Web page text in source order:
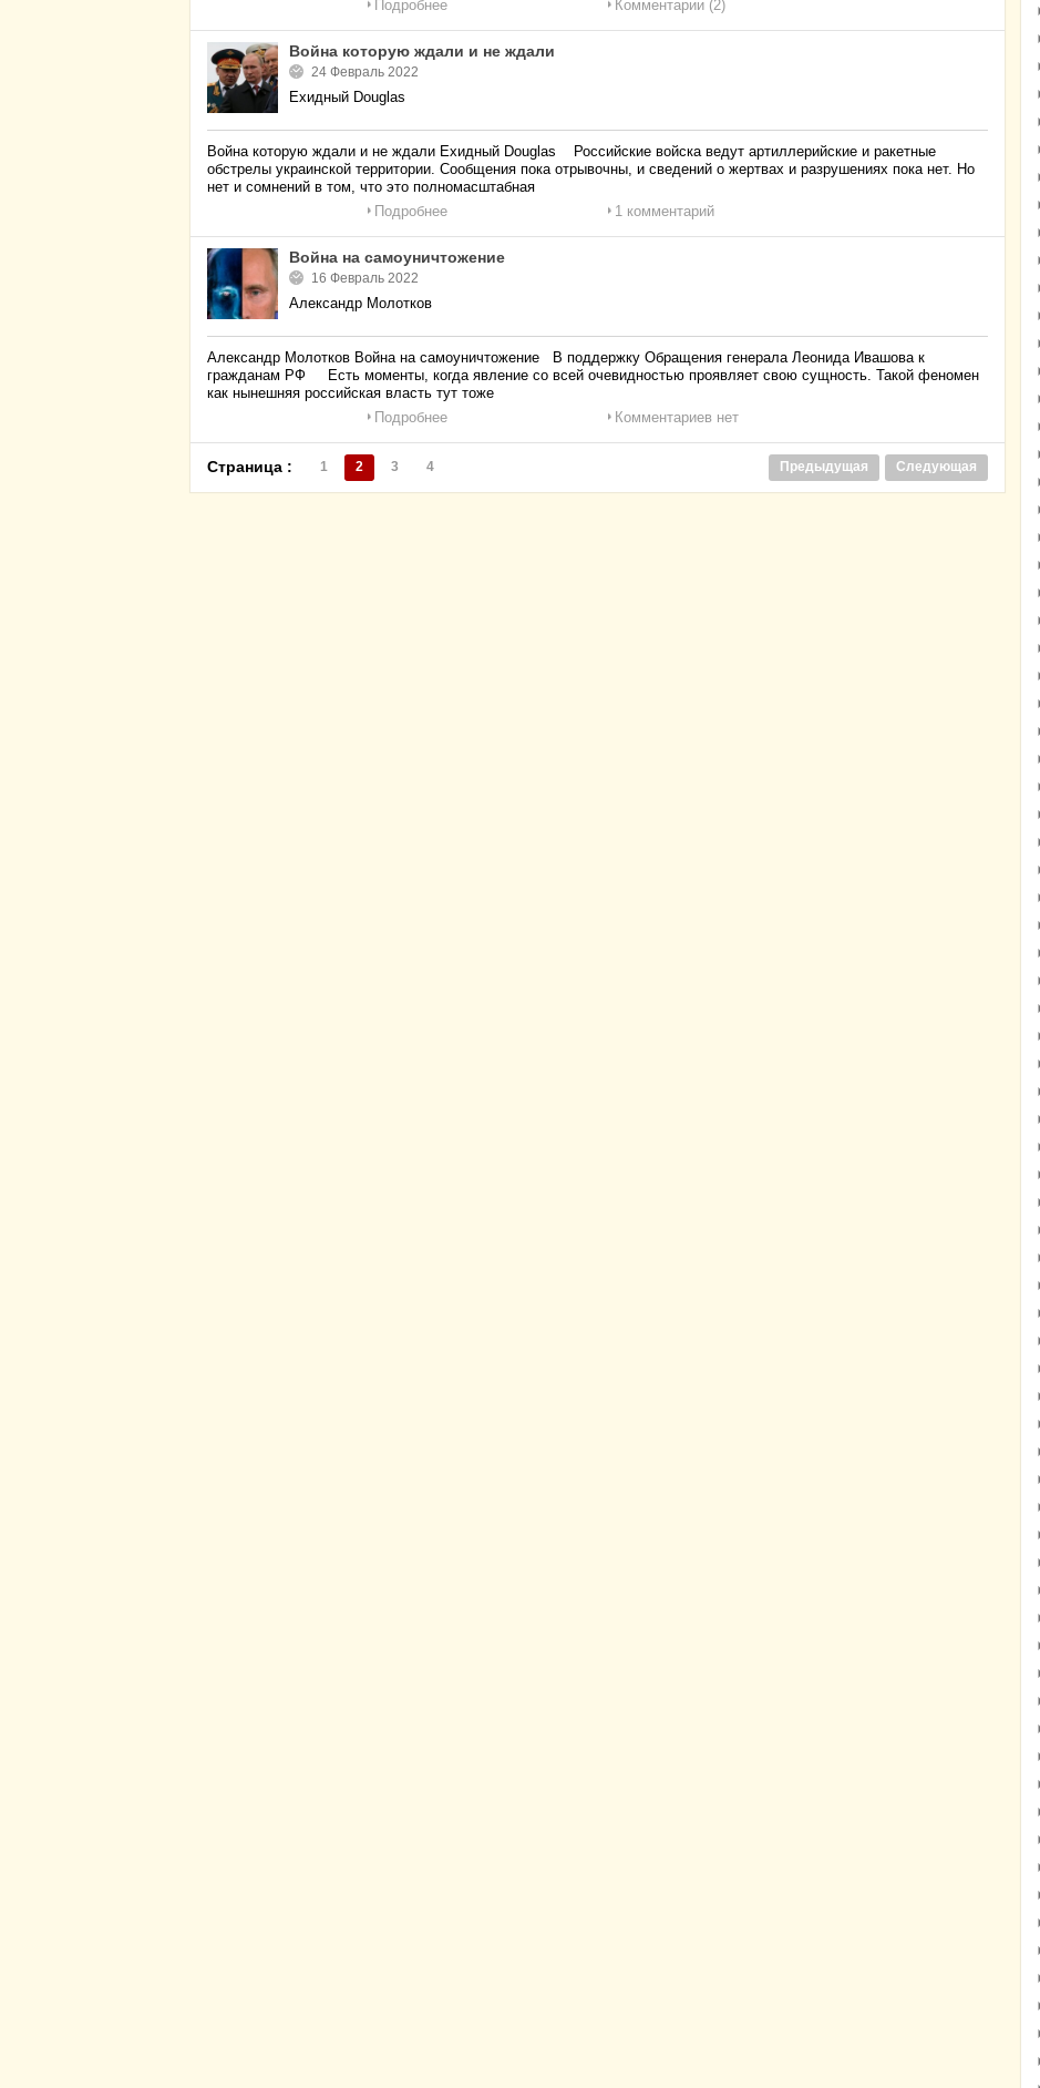
Подробнее
Комментарии (2)
Война которую ждали и не ждали
24 Февраль 2022
Ехидный Douglas
Война которую ждали и не ждали Ехидный Douglas Российские войска ведут артиллерийские и ракетные
обстрелы украинской территории. Сообщения пока отрывочны, и сведений о жертвах и разрушениях пока нет. Но
нет и сомнений в том, что это полномасштабная
Подробнее
1 комментарий
Война на самоуничтожение
16 Февраль 2022
Александр Молотков
Александр Молотков Война на самоуничтожение В поддержку Обращения генерала Леонида Ивашова к
гражданам РФ Есть моменты, когда явление со всей очевидностью проявляет свою сущность. Такой феномен
как нынешняя российская власть тут тоже
Подробнее
Комментариев нет
Страница : 1 2 3 4 Предыдущая Следующая